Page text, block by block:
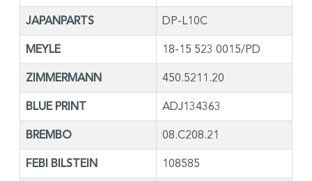
JAPANPARTS DP-L10C
MEYLE 18-15 523 0015/PD
ZIMMERMANN 450.5211.20
BLUE PRINT ADJ134363
BREMBO 08.C208.21
FEBI BILSTEIN 108585